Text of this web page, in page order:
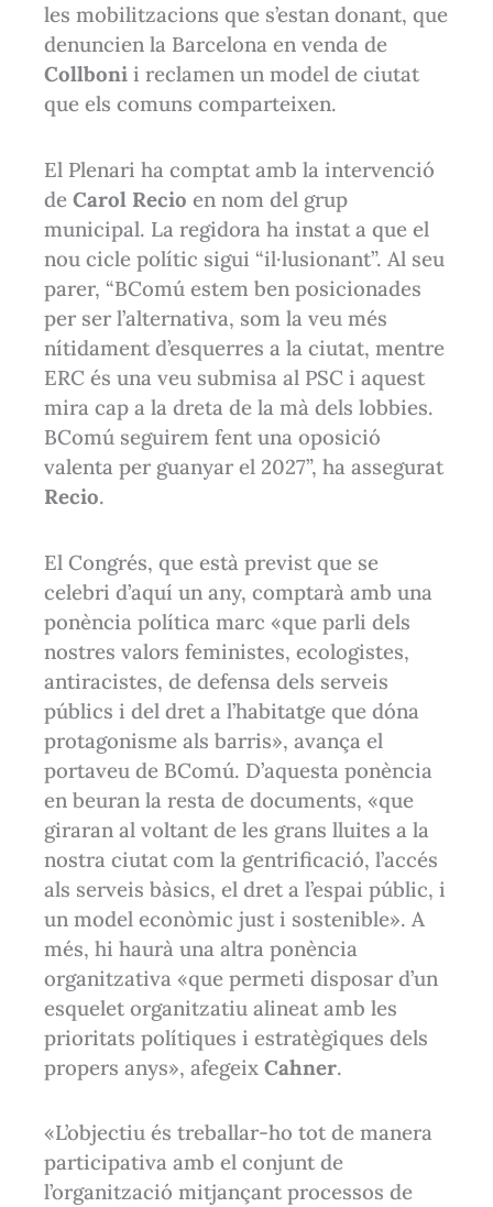
les mobilitzacions que s’estan donant, que
denuncien la Barcelona en venda de
Collboni i reclamen un model de ciutat
que els comuns comparteixen.
El Plenari ha comptat amb la intervenció
deCarol Recio en nom del grup
municipal. La regidora ha instat a que el
nou cicle polític sigui “il·lusionant”. Al seu
parer, “BComú estem ben posicionades
per ser l’alternativa, som la veu més
nítidament d’esquerres a la ciutat, mentre
ERC és una veu submisa al PSC i aquest
mira cap a la dreta de la mà dels lobbies.
BComú seguirem fent una oposició
valenta per guanyar el 2027”, ha assegurat
Recio.
El Congrés, que està previst que se
celebri d’aquí un any, comptarà amb una
ponència política marc «que parli dels
nostres valors feministes, ecologistes,
antiracistes, de defensa dels serveis
públics i del dret a l’habitatge que dóna
protagonisme als barris», avança el
portaveu de BComú. D’aquesta ponència
en beuran la resta de documents, «que
giraran al voltant de les grans lluites a la
nostra ciutat com la gentrificació, l’accés
als serveis bàsics, el dret a l’espai públic, i
un model econòmic just i sostenible». A
més, hi haurà una altra ponència
organitzativa «que permeti disposar d’un
esquelet organitzatiu alineat amb les
prioritats polítiques i estratègiques dels
propers anys», afegeixCahner.
«L’objectiu és treballar-ho tot de manera
participativa amb el conjunt de
l’organització mitjançant processos de